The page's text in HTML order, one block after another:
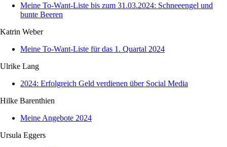
Meine To-Want-Liste bis zum 31.03.2024: Schneeengel und
bunte Beeren
Katrin Weber
Meine To-Want-Liste für das 1. Quartal 2024
Ulrike Lang
2024: Erfolgreich Geld verdienen über Social Media
Hilke Barenthien
Meine Angebote 2024
Ursula Eggers